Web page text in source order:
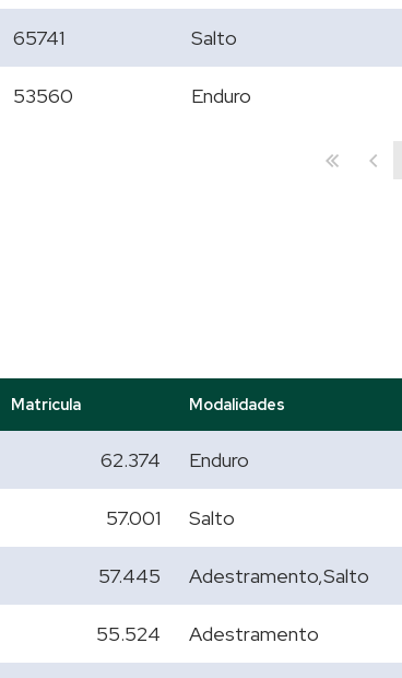
65741 Salto
53560 Enduro
Matricula Modalidades
62.374 Enduro
57.001 Salto
57.445 Adestramento,Salto
55.524 Adestramento